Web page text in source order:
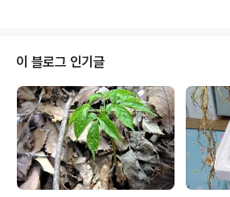
이 블로그 인기글